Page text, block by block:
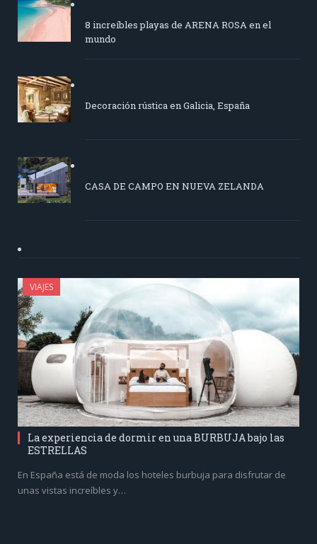
8 increíbles playas de ARENA ROSA en el
mundo
Decoración rústica en Galicia, España
CASA DE CAMPO EN NUEVA ZELANDA
VIAJES
La experiencia de dormir en una BURBUJA bajo las
ESTRELLAS
En España está de moda los hoteles burbuja para disfrutar de
unas vistas increíbles y…